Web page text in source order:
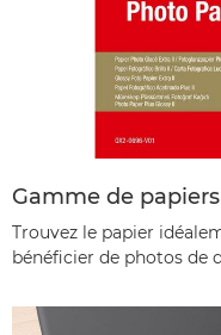
Gamme de
Trouvez le papier
bénéficier de photos de